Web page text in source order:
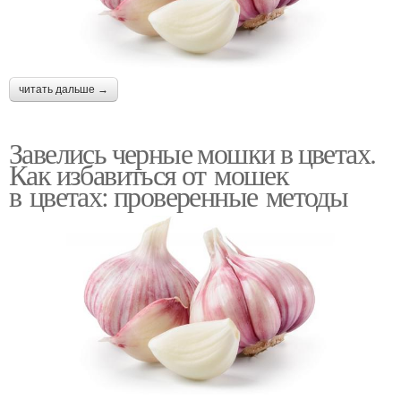
читать дальше →
Завелись черные мошки в цветах.
Как избавиться от мошек
в цветах: проверенные методы